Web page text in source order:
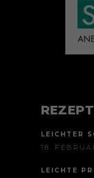
LEICHTER
18.
LEICHTE